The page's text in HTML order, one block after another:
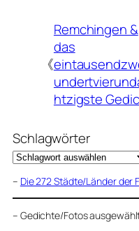
《
Remchingen &
das
htzigste
Schlagwörter
– Die 272 Städte/Länder der
– Gedichte/Fotos